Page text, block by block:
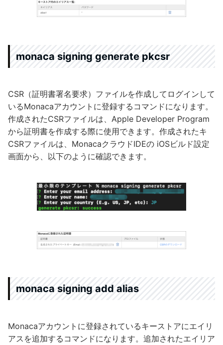
monaca signing generate pkcsr
CSR（証明書署名要求）ファイルを作成してログインして
いるMonacaアカウントに登録するコマンドになります。
作成されたCSRファイルは、Apple Developer Program
から証明書を作成する際に使用できます。作成されたキ
CSRファイルは、MonacaクラウドIDEの iOSビルド設定
画面から、以下のように確認できます。
monaca signing add alias
Monacaアカウントに登録されているキーストアにエイリ
アスを追加するコマンドになります。追加されたエイリア